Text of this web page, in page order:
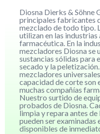
Diosna Dierks & Söhne
principales fabricantes
mezclado de todo tipo.
utilizan en las
farmacéutica. En la
mezcladores Diosna se
sustancias sólidas para
secado y la
mezcladores
capacidad de corte son
muchas compañías
Nuestro surtido de
probados de Diosna.
limpia y repara antes de
pueden ser examinadas
disponibles de